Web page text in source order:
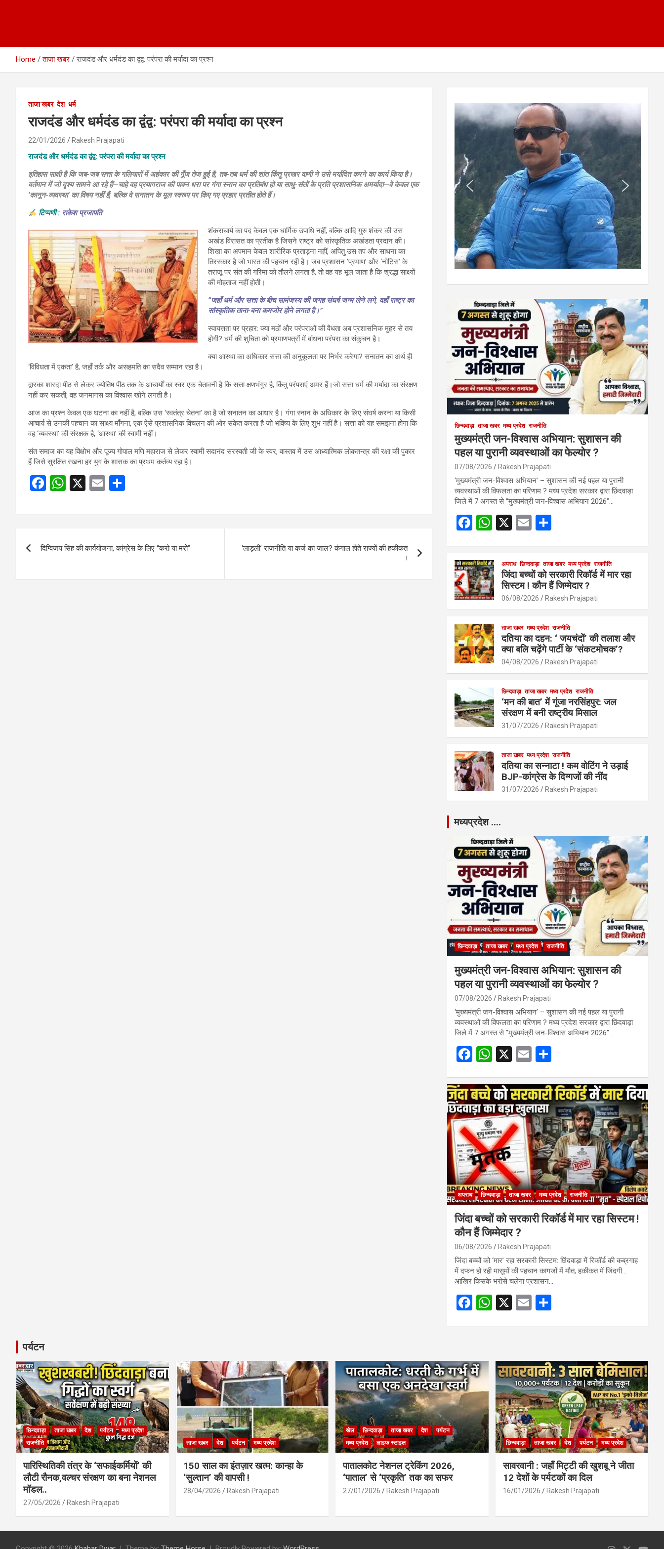
Home ताजा खबर राजदंड और धर्मदंड का द्वंद्व: परंपरा की मर्यादा का प्रश्न
ताजा खबर देश धर्म
राजदंड और धर्मदंड का द्वंद्व: परंपरा की मर्यादा का प्रश्न
22/01/2026 Rakesh Prajapati
राजदंड और धर्मदंड का द्वंद्व: परंपरा की मर्यादा का प्रश्न
इतिहास साक्षी है कि जब-जब सत्ता के गलियारों में अहंकार की गूँज तेज हुई है, तब-तब धर्म की शांत किंतु प्रखर वाणी ने उसे मर्यादित करने का कार्य किया है।
वर्तमान में जो दृश्य सामने आ रहे हैं—चाहे वह प्रयागराज की पावन धरा पर गंगा स्नान का प्रतिबंध हो या साधु-संतों के प्रति प्रशासनिक अमर्यादा—वे केवल एक
‘कानून-व्यवस्था’ का विषय नहीं हैं, बल्कि वे सनातन के मूल स्वरूप पर किए गए प्रहार प्रतीत होते हैं।
टिप्पणी : राकेश प्रजापति
शंकराचार्य का पद केवल एक धार्मिक उपाधि नहीं, बल्कि आदि गुरु शंकर की उस
अखंड विरासत का प्रतीक है जिसने राष्ट्र को सांस्कृतिक अखंडता प्रदान की।
शिखा का अपमान केवल शारीरिक प्रताड़ना नहीं, अपितु उस तप और साधना का
तिरस्कार है जो भारत की पहचान रही है। जब प्रशासन ‘प्रमाण’ और ‘नोटिस’ के
तराजू पर संत की गरिमा को तौलने लगता है, तो वह यह भूल जाता है कि श्रद्धा साक्ष्यों
की मोहताज नहीं होती।
“जहाँ धर्म और सत्ता के बीच सामंजस्य की जगह संघर्ष जन्म लेने लगे, वहाँ राष्ट्र का
सांस्कृतिक ताना-बना कमजोर होने लगता है।”
स्वायत्तता पर प्रहार: क्या मठों और परंपराओं की वैधता अब प्रशासनिक मुहर से तय
होगी? धर्म की शुचिता को प्रमाणपत्रों में बांधना परंपरा का संकुचन है।
क्या आस्था का अधिकार सत्ता की अनुकूलता पर निर्भर करेगा? सनातन का अर्थ ही
‘विविधता में एकता’ है, जहाँ तर्क और असहमति का सदैव सम्मान रहा है।
द्वारका शारदा पीठ से लेकर ज्योतिष पीठ तक के आचार्यों का स्वर एक चेतावनी है कि सत्ता क्षणभंगुर है, किंतु परंपराएं अमर हैं।जो सत्ता धर्म की मर्यादा का संरक्षण
नहीं कर सकती, वह जनमानस का विश्वास खोने लगती है।
आज का प्रश्न केवल एक घटना का नहीं है, बल्कि उस ‘स्वतंत्र चेतना’ का है जो सनातन का आधार है। गंगा स्नान के अधिकार के लिए संघर्ष करना या किसी
आचार्य से उनकी पहचान का साक्ष्य माँगना, एक ऐसे प्रशासनिक विचलन की ओर संकेत करता है जो भविष्य के लिए शुभ नहीं है। सत्ता को यह समझना होगा कि
वह ‘व्यवस्था’ की संरक्षक है, ‘आस्था’ की स्वामी नहीं।
संत समाज का यह विक्षोभ और पूज्य गोपाल मणि महाराज से लेकर स्वामी सदानंद सरस्वती जी के स्वर, वास्तव में उस आध्यात्मिक लोकतन्त्र की रक्षा की पुकार
हैं जिसे सुरक्षित रखना हर युग के शासक का प्रथम कर्तव्य रहा है।
F
ce
o
k
W
at
A
p
X
E
ail ar
navigation
दिग्विजय सिंह की कार्ययोजना, कांग्रेस के लिए “करो या मरो”
‘लाड़ली’ राजनीति या कर्ज का जाल? कंगाल होते राज्यों की हकीकत
!
छिन्दवाड़ा ताजा खबर मध्य प्रदेश राजनीति
मुख्यमंत्री जन-विश्वास अभियान: सुशासन की
पहल या पुरानी व्यवस्थाओं का फेल्योर ?
07/08/2026 Rakesh Prajapati
‘मुख्यमंत्री जन-विश्वास अभियान’ – सुशासन की नई पहल या पुरानी
व्यवस्थाओं की विफलता का परिणाम ? मध्य प्रदेश सरकार द्वारा छिंदवाड़ा
जिले में 7 अगस्त से “मुख्यमंत्री जन-विश्वास अभियान 2026”…
F
b
o
o
W
s
A
p
X
E
e
अपराध छिन्दवाड़ा ताजा खबर मध्य प्रदेश राजनीति
जिंदा बच्चों को सरकारी रिकॉर्ड में मार रहा
सिस्टम ! कौन हैं जिम्मेदार ?
06/08/2026 Rakesh Prajapati
ताजा खबर मध्य प्रदेश राजनीति
दतिया का दहन: ‘ जयचंदों’ की तलाश और
क्या बलि चढ़ेंगे पार्टी के ‘संकटमोचक’?
04/08/2026 Rakesh Prajapati
छिन्दवाड़ा ताजा खबर मध्य प्रदेश राजनीति
‘मन की बात’ में गूंजा नरसिंहपुर: जल
संरक्षण में बनी राष्ट्रीय मिसाल
31/07/2026 Rakesh Prajapati
ताजा खबर मध्य प्रदेश राजनीति
दतिया का सन्नाटा ! कम वोटिंग ने उड़ाई
BJP-कांग्रेस के दिग्गजों की नींद
31/07/2026 Rakesh Prajapati
मध्यप्रदेश ….
छिन्दवाड़ा ताजा खबर मध्य प्रदेश राजनीति
मुख्यमंत्री जन-विश्वास अभियान: सुशासन की
पहल या पुरानी व्यवस्थाओं का फेल्योर ?
07/08/2026 Rakesh Prajapati
‘मुख्यमंत्री जन-विश्वास अभियान’ – सुशासन की नई पहल या पुरानी
व्यवस्थाओं की विफलता का परिणाम ? मध्य प्रदेश सरकार द्वारा छिंदवाड़ा
जिले में 7 अगस्त से “मुख्यमंत्री जन-विश्वास अभियान 2026”…
F
ce
b
o
o
k
W
at
s
A
p
p
X
E
ail ar
e
अपराध छिन्दवाड़ा ताजा खबर मध्य प्रदेश राजनीति
जिंदा बच्चों को सरकारी रिकॉर्ड में मार रहा सिस्टम !
कौन हैं जिम्मेदार ?
06/08/2026 Rakesh Prajapati
जिंदा बच्चों को ‘मार’ रहा सरकारी सिस्टम: छिंदवाड़ा में रिकॉर्ड की कब्रगाह
में दफन हो रही मासूमों की पहचान कागजों में मौत, हकीकत में जिंदगी…
आखिर किसके भरोसे चलेगा प्रशासन…
F
o
o
k
W
A
p
p
X
E
पर्यटन
छिन्दवाड़ा ताजा खबर देश पर्यटन
मध्य प्रदेश
राजनीति
पारिस्थितिकी तंत्र के ‘सफाईकर्मियों’ की
लौटी रौनक,वल्चर संरक्षण का बना नेशनल
मॉडल..
27/05/2026 Rakesh Prajapati
ताजा खबर देश पर्यटन मध्य प्रदेश
150 साल का इंतज़ार खत्म: कान्हा के
‘सुल्तान’ की वापसी !
28/04/2026 Rakesh Prajapati
खेल छिन्दवाड़ा ताजा खबर देश
पर्यटन
मध्य प्रदेश
लाइफ स्टाइल
पातालकोट नेशनल ट्रेकिंग 2026,
‘पाताल’ से ‘प्रकृति’ तक का सफर
27/01/2026 Rakesh Prajapati
छिन्दवाड़ा ताजा खबर देश पर्यटन मध्य प्रदेश
सावरवानी : जहाँ मिट्टी की खुशबू ने जीता
12 देशों के पर्यटकों का दिल
16/01/2026 Rakesh Prajapati